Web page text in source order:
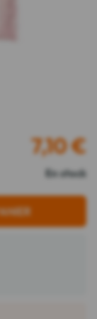
7,10€
En stock